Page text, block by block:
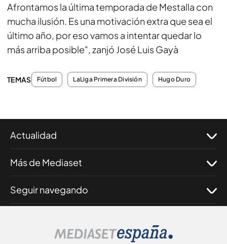
Afrontamos la última temporada de Mestalla con
mucha ilusión. Es una motivación extra que sea el
último año, por eso vamos a intentar quedar lo
más arriba posible", zanjó José Luis Gayà
TEMAS Fútbol LaLiga Primera División Hugo Duro
Actualidad
Más de Mediaset
Seguir navegando